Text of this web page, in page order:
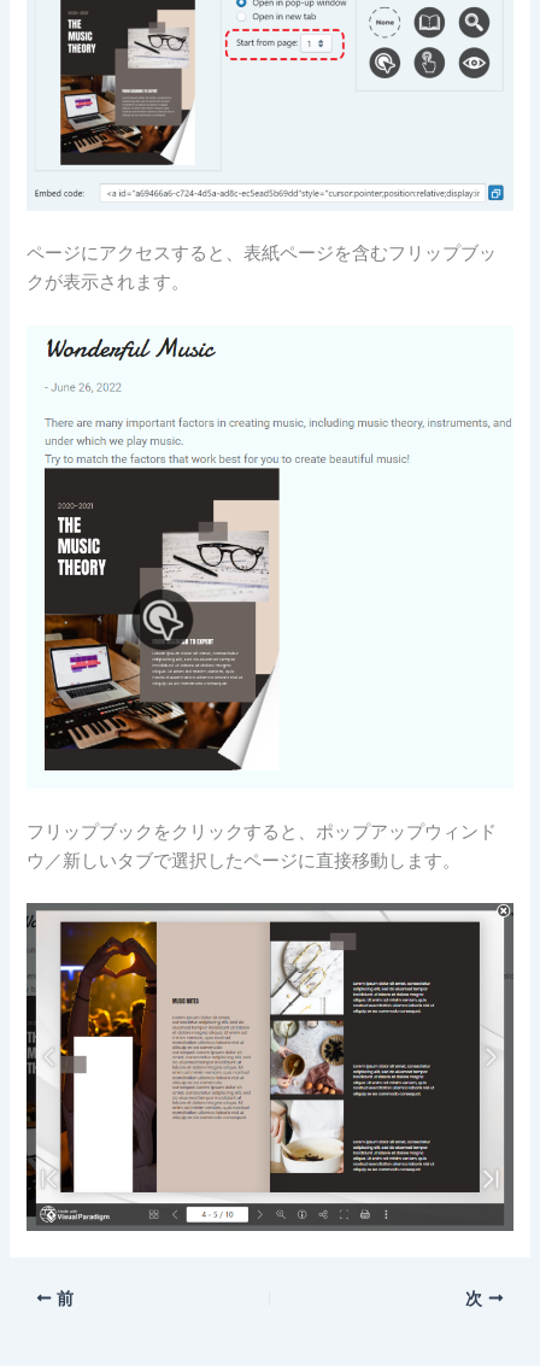
ページにアクセスすると、表紙ページを含むフリップブッ
クが表示されます。
フリップブックをクリックすると、ポップアップウィンド
ウ／新しいタブで選択したページに直接移動します。
前 次